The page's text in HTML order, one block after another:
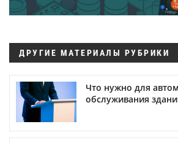
ДРУГИЕ МАТЕРИАЛЫ РУБРИКИ
Что нужно для
обслуживания